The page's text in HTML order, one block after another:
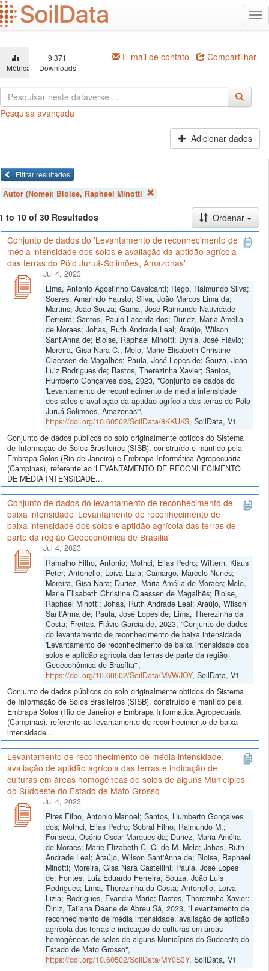
Ir
para
o
principal
Métricas
9,371
Downloads
E-mail de contato Compartilhar
Pesquisa avançada
Adicionar dados
Filtrar resultados
Autor (Nome): Bloise, Raphael Minotti
to 10 of 30 Resultados
Ordenar
Conjunto de dados do 'Levantamento de reconhecimento de
média intensidade dos solos e avaliação da aptidão agrícola
das terras do Pólo Juruá-Solimões, Amazonas'
Jul 4, 2023
Lima, Antonio Agostinho Cavalcanti; Rego, Raimundo Silva;
Soares, Amarindo Fausto; Silva, João Marcos Lima da;
Martins, João Souza; Gama, José Raimundo Natividade
Ferreira; Santos, Paulo Lacerda dos; Duriez, Maria Amélia
de Moraes; Johas, Ruth Andrade Leal; Araújo, Wilson
Sant'Anna de; Bloise, Raphael Minotti; Dynia, José Flávio;
Moreira, Gisa Nara C.; Melo, Marie Elisabeth Christine
Claessen de Magalhẽs; Paula, José Lopes de; Souza, João
Luiz Rodrigues de; Bastos, Therezinha Xavier; Santos,
Humberto Gonçalves dos, 2023, "Conjunto de dados do
'Levantamento de reconhecimento de média intensidade
dos solos e avaliação da aptidão agrícola das terras do Pólo
Juruá-Solimões, Amazonas'",
https://doi.org/10.60502/SoilData/8KKUKS, SoilData, V1
Conjunto de dados públicos do solo originalmente obtidos do Sistema
de Informação de Solos Brasileiros (SISB), construído e mantido pela
Embrapa Solos (Rio de Janeiro) e Embrapa Informática Agropecuária
(Campinas), referente ao 'LEVANTAMENTO DE RECONHECIMENTO
DE MÉDIA INTENSIDADE...
Conjunto de dados do levantamento de reconhecimento de
baixa intensidade 'Levantamento de reconhecimento de
baixa intensidade dos solos e aptidão agrícola das terras de
parte da região Geoeconômica de Brasília'
Jul 4, 2023
Ramalho Filho, Antonio; Mothci, Elias Pedro; Wittern, Klaus
Peter; Antonello, Loiva Lizia; Camargo, Marcelo Nunes;
Moreira, Gisa Nara; Duriez, Maria Amélia de Moraes; Melo,
Marie Elisabeth Christine Claessen de Magalhẽs; Bloise,
Raphael Minotti; Johas, Ruth Andrade Leal; Araújo, Wilson
Sant'Anna de; Paula, José Lopes de; Lima, Therezinha da
Costa; Freitas, Flávio Garcia de, 2023, "Conjunto de dados
do levantamento de reconhecimento de baixa intensidade
'Levantamento de reconhecimento de baixa intensidade dos
solos e aptidão agrícola das terras de parte da região
Geoeconômica de Brasília'",
https://doi.org/10.60502/SoilData/MVWJOY, SoilData, V1
Conjunto de dados públicos do solo originalmente obtidos do Sistema
de Informação de Solos Brasileiros (SISB), construído e mantido pela
Embrapa Solos (Rio de Janeiro) e Embrapa Informática Agropecuária
(Campinas), referente ao levantamento de reconhecimento de baixa
intensidade...
Levantamento de reconhecimento de média intensidade,
avaliação de aptidão agrícola das terras e indicação de
culturas em áreas homogêneas de solos de alguns Municípios
do Sudoeste do Estado de Mato Grosso
Jul 4, 2023
Pires Filho, Antonio Manoel; Santos, Humberto Gonçalves
dos; Mothci, Elias Pedro; Sobral Filho, Raimundo M.;
Fonseca, Osório Oscar Marques da; Duriez, Maria Amélia
de Moraes; Marie Elizabeth C. C. de M. Melo; Johas, Ruth
Andrade Leal; Araújo, Wilson Sant'Anna de; Bloise, Raphael
Minotti; Moreira, Gisa Nara Castellini; Paula, José Lopes
de; Fontes, Luiz Eduardo Ferreira; Souza, João Luis
Rodrigues; Lima, Therezinha da Costa; Antonello, Loiva
Lizia; Rodrigues, Evandra Maria; Bastos, Therezinha Xavier;
Diniz, Tatiana Deane de Abreu Sá, 2023, "Levantamento de
reconhecimento de média intensidade, avaliação de aptidão
agrícola das terras e indicação de culturas em áreas
homogêneas de solos de alguns Municípios do Sudoeste do
Estado de Mato Grosso",
https://doi.org/10.60502/SoilData/MY0S3Y, SoilData, V1